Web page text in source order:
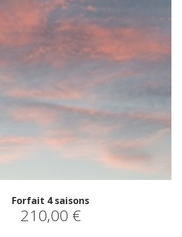
Forfait 4 saisons
210,00 €